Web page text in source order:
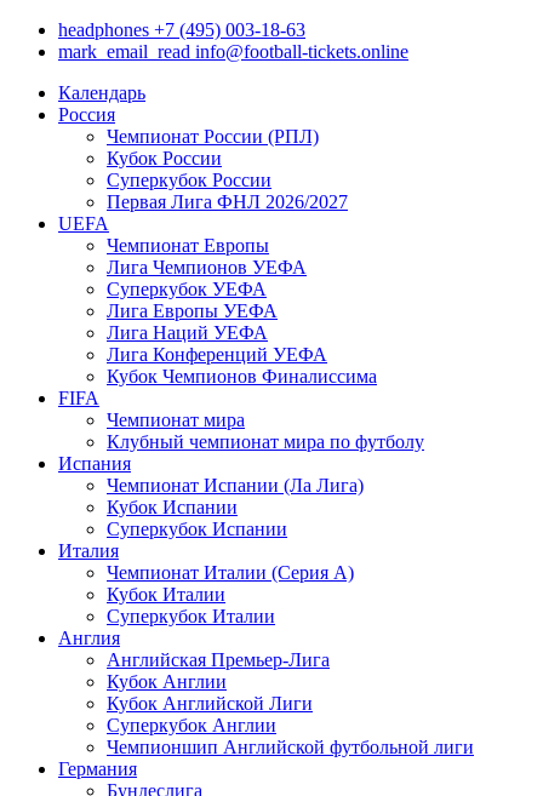
headphones +7 (495) 003-18-63
mark_email_read info@football-tickets.online
Календарь
Россия
Чемпионат России (РПЛ)
Кубок России
Суперкубок России
Первая Лига ФНЛ 2026/2027
UEFA
Чемпионат Европы
Лига Чемпионов УЕФА
Суперкубок УЕФА
Лига Европы УЕФА
Лига Наций УЕФА
Лига Конференций УЕФА
Кубок Чемпионов Финалиссима
FIFA
Чемпионат мира
Клубный чемпионат мира по футболу
Испания
Чемпионат Испании (Ла Лига)
Кубок Испании
Суперкубок Испании
Италия
Чемпионат Италии (Серия А)
Кубок Италии
Суперкубок Италии
Англия
Английская Премьер-Лига
Кубок Англии
Кубок Английской Лиги
Суперкубок Англии
Чемпионшип Английской футбольной лиги
Германия
Бундеслига